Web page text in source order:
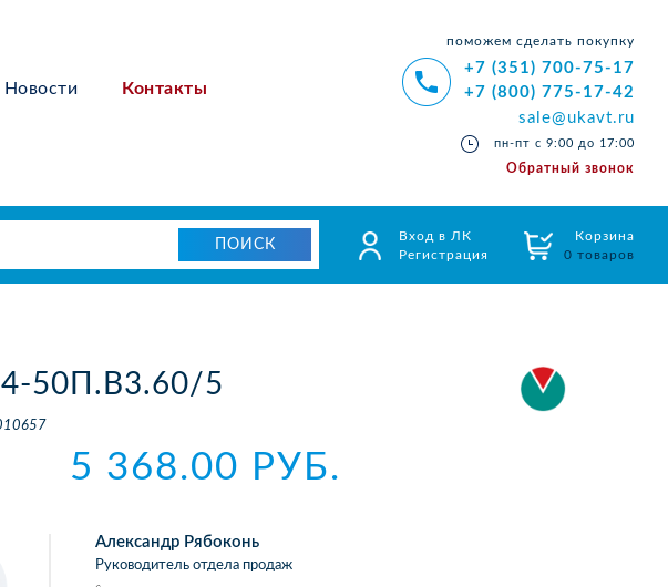
Новости Контакты
поможем сделать покупку
+7 (351) 700-75-17
+7 (800) 775-17-42
sale@ukavt.ru
пн-пт с 9:00 до 17:00
Обратный звонок
Вход в ЛК
Регистрация
Корзина
0 товаров
50П.В3.60/5
5 368.00 РУБ.
Александр Рябоконь
Руководитель отдела продаж